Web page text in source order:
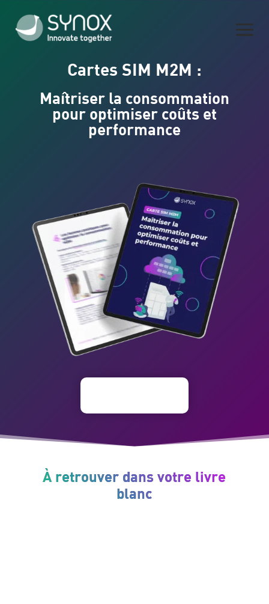
Cartes SIM M2M :
Maîtriser la consommation
pour optimiser coûts et
performance
À retrouver dans votre livre
blanc